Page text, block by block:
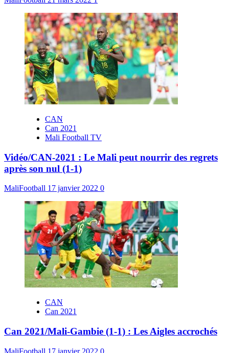
CAN
Can 2021
Mali Football TV
Vidéo/CAN-2021 : Le Mali peut nourrir des regrets
après son nul (1-1)
MaliFootball 17 janvier 2022 0
CAN
Can 2021
Can 2021/Mali-Gambie (1-1) : Les Aigles accrochés
MaliFootball 17 janvier 2022 0